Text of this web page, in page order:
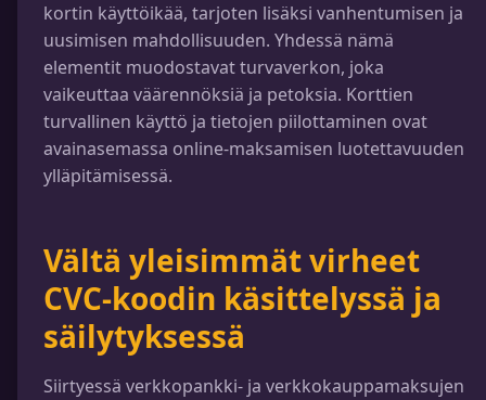
kortin käyttöikää, tarjoten lisäksi vanhentumisen ja
uusimisen mahdollisuuden. Yhdessä nämä
elementit muodostavat turvaverkon, joka
vaikeuttaa väärennöksiä ja petoksia. Korttien
turvallinen käyttö ja tietojen piilottaminen ovat
avainasemassa online-maksamisen luotettavuuden
ylläpitämisessä.
Vältä yleisimmät virheet
CVC-koodin käsittelyssä ja
säilytyksessä
Siirtyessä verkkopankki- ja verkkokauppamaksujen